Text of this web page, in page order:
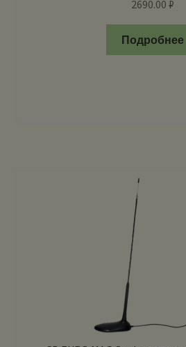
2690.00₽
Подробнее